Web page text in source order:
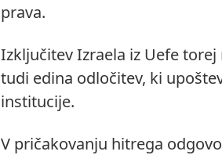
prava.
Izključitev Izraela iz Uefe
tudi edina odločitev, ki
institucije.
V pričakovanju hitrega